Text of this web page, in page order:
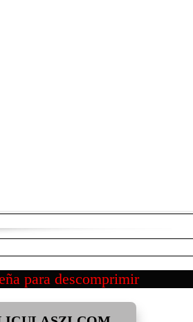
para descomprimir